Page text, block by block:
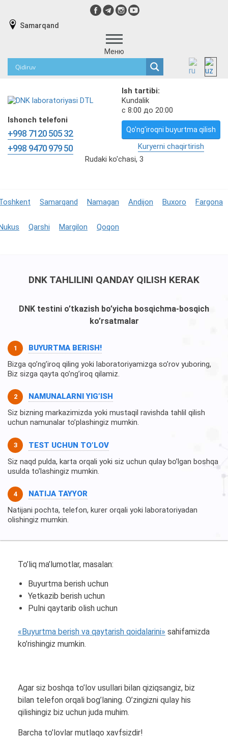
Samarqand
Меню
Ish tartibi:
Kundalik
с 8:00 до 20:00
Ishonch telefoni
+998 7120 505 32
+998 9470 979 50
Qo'ng'iroqni buyurtma qilish
Kuryerni chaqirtirish
Rudaki ko'chasi, 3
Samarqand Namagan Andijon Buxoro Fargona
Qarshi Margilon Qoqon
DNK TAHLILINI QANDAY QILISH KERAK
DNK testini o’tkazish bo’yicha bosqichma-bosqich
ko’rsatmalar
BUYURTMA BERISH!
Bizga qo’ng’iroq qiling yoki laboratoriyamizga so’rov yuboring,
Biz sizga qayta qo’ng’iroq qilamiz.
NAMUNALARNI YIG’ISH
Siz bizning markazimizda yoki mustaqil ravishda tahlil qilish
uchun namunalar to’plashingiz mumkin.
TEST UCHUN TO’LOV
Siz naqd pulda, karta orqali yoki siz uchun qulay bo’lgan boshqa
usulda to’lashingiz mumkin.
NATIJA TAYYOR
Natijani pochta, telefon, kurer orqali yoki laboratoriyadan
olishingiz mumkin.
To’liq ma’lumotlar, masalan:
Buyurtma berish uchun
Yetkazib berish uchun
Pulni qaytarib olish uchun
«Buyurtma berish va qaytarish qoidalarini» sahifamizda
ko’rishingiz mumkin.
Agar siz boshqa to’lov usullari bilan qiziqsangiz, biz
bilan telefon orqali bog’laning. O’zingizni qulay his
qilishingiz biz uchun juda muhim.
Barcha to’lovlar mutlaqo xavfsizdir!